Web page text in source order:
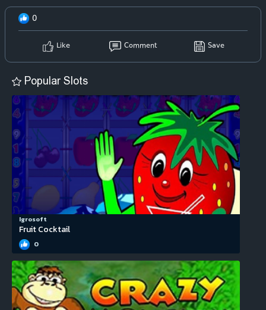
0
Like Comment Save
Popular Slots
Igrosoft
Fruit Cocktail
0